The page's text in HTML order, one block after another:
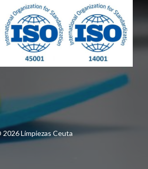
2026 Limpiezas Ceuta